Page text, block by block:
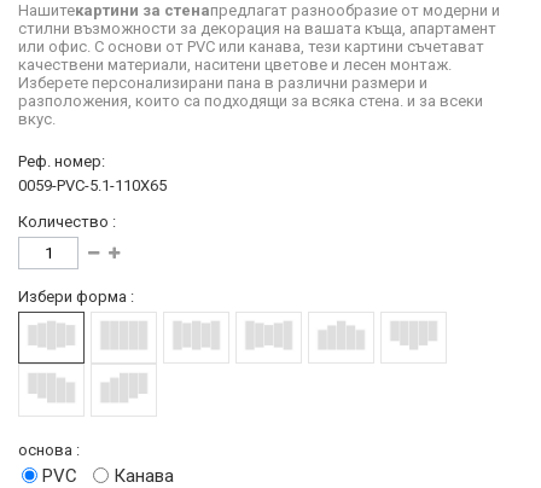
Нашитекартини за стенапредлагат разнообразие от модерни и
стилни възможности за декорация на вашата къща, апартамент
или офис. С основи от PVC или канава, тези картини съчетават
качествени материали, наситени цветове и лесен монтаж.
Изберете персонализирани пана в различни размери и
разположения, които са подходящи за всяка стена. и за всеки
вкус.
Реф. номер:
0059-PVC-5.1-110X65
Количество :
Избери форма :
основа :
PVC Канава